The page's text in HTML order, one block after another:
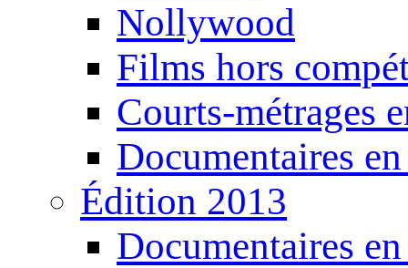
Nollywood
Films hors
Courts-métrages
Documentaires
Édition 2013
Documentaires